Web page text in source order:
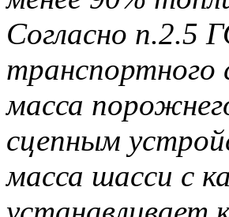
Согласно п.2.5
транспортного
масса
сцепным
масса шасси с